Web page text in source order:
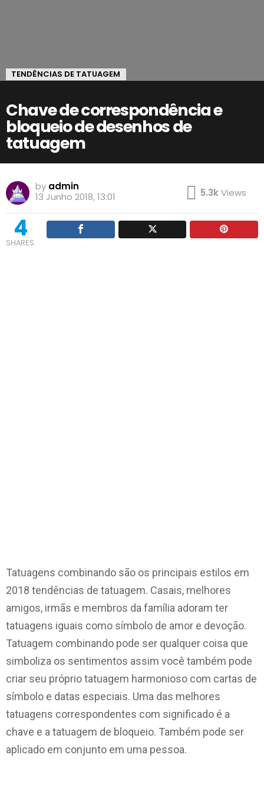
TENDÊNCIAS DE TATUAGEM
Chave de correspondência e
bloqueio de desenhos de
tatuagem
by admin
13 Junho 2018, 13:01
5.3kViews
4
SHARES
Tatuagens combinando são os principais estilos em
2018 tendências de tatuagem. Casais, melhores
amigos, irmãs e membros da família adoram ter
tatuagens iguais como símbolo de amor e devoção.
Tatuagem combinando pode ser qualquer coisa que
simboliza os sentimentos assim você também pode
criar seu próprio tatuagem harmonioso com cartas de
símbolo e datas especiais. Uma das melhores
tatuagens correspondentes com significado é a
chave e a tatuagem de bloqueio. Também pode ser
aplicado em conjunto em uma pessoa.